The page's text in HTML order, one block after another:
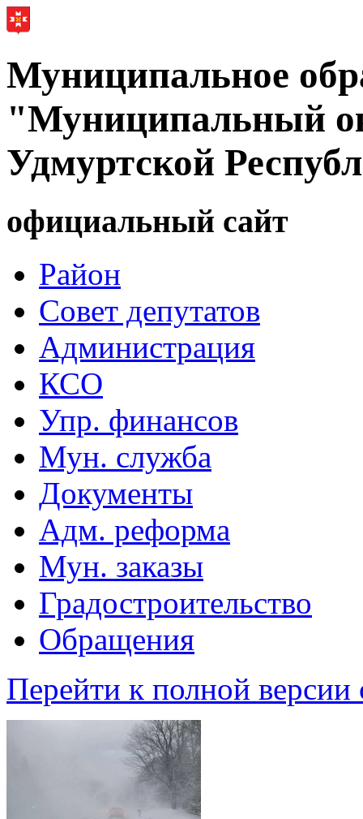
Муниципальное
"Муниципальный
Удмуртской
официальный сайт
Район
Совет депутатов
Администрация
КСО
Упр. финансов
Мун. служба
Документы
Адм. реформа
Мун. заказы
Градостроительство
Обращения
Перейти к полной версии